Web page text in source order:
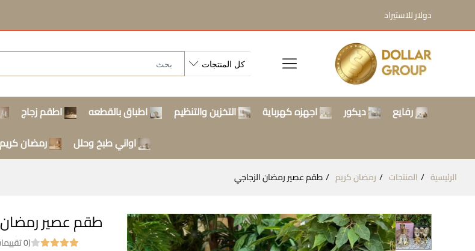
دولار للاستيراد
رفايع ديكور اجهزه كهرباية التخزين والتنظيم اطباق بالقطعه اطقم زجاج
اواني طبخ وحلل
رمضان كريم
الرئيسية المنتجات رمضان كريم طقم عصير رمضان الزجاجي
طقم عصير رمضان
(0 تقييمات)